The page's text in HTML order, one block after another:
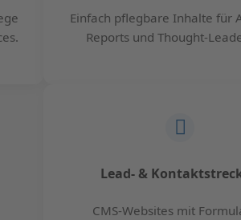
Einfach pflegbare Inhalte für
Reports und Thought-
Lead- &
CMS-Websites mit